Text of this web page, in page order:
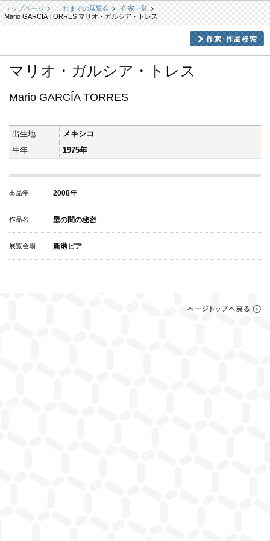
トップページ これまでの展覧会
作家一覧
Mario GARCÍA TORRES マリオ・ガルシア・トレス
マリオ・ガルシア・トレス
Mario GARCÍA TORRES
出生地
メキシコ
生年
1975年
出品年 2008年
作品名 壁の間の秘密
展覧会場 新港ピア